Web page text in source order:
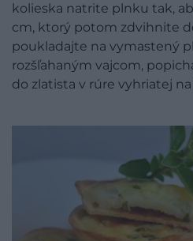
kolieska natrite plnku tak,
cm, ktorý potom zdvihnite
poukladajte na vymastený
rozšľahaným vajcom,
do zlatista v rúre vyhriatej na